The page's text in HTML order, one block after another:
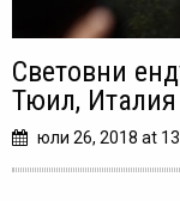
Световни
Тюил, Италия
юли 26, 2018 at